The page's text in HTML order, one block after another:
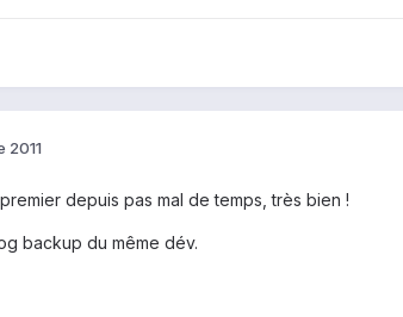
2011
depuis pas mal de temps, très bien !
backup du même dév.